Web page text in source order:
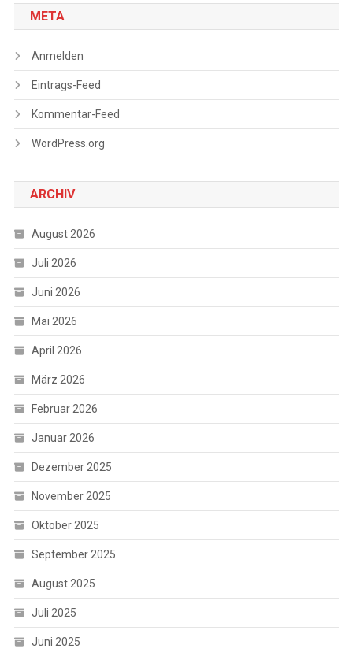
META
Anmelden
Eintrags-Feed
Kommentar-Feed
WordPress.org
ARCHIV
August 2026
Juli 2026
Juni 2026
Mai 2026
April 2026
März 2026
Februar 2026
Januar 2026
Dezember 2025
November 2025
Oktober 2025
September 2025
August 2025
Juli 2025
Juni 2025